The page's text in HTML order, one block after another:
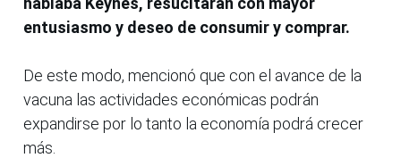
entusiasmo y deseo de consumir y comprar.
De este modo, mencionó que con el avance de la
vacuna las actividades económicas podrán
expandirse por lo tanto la economía podrá crecer
más.